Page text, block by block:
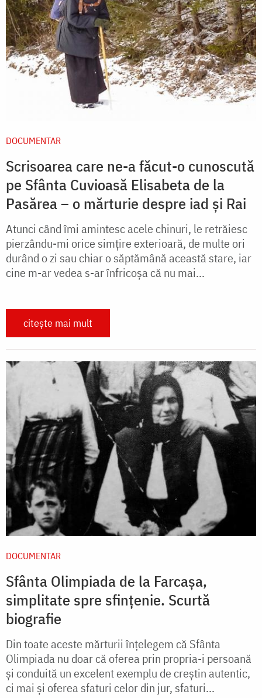
DOCUMENTAR
Scrisoarea care ne-a făcut-o cunoscută
pe Sfânta Cuvioasă Elisabeta de la
Pasărea – o mărturie despre iad și Rai
Atunci când îmi amintesc acele chinuri, le retrăiesc
pierzându-mi orice simțire exterioară, de multe ori
durând o zi sau chiar o săptămână această stare, iar
cine m-ar vedea s-ar înfricoșa că nu mai...
citește mai mult
DOCUMENTAR
Sfânta Olimpiada de la Farcașa,
simplitate spre sfințenie. Scurtă
biografie
Din toate aceste mărturii înțelegem că Sfânta
Olimpiada nu doar că oferea prin propria-i persoană
și conduită un excelent exemplu de creștin autentic,
ci mai și oferea sfaturi celor din jur, sfaturi...